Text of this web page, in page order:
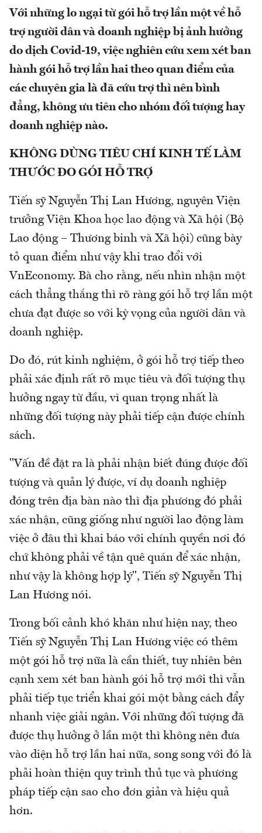
Với những lo ngại từ gói hỗ trợ lần một về hỗ
trợ người dân và doanh nghiệp bị ảnh hưởng
do dịch Covid-19, việc nghiên cứu xem xét ban
hành gói hỗ trợ lần hai theo quan điểm của
các chuyên gia là đã cứu trợ thì nên bình
đẳng, không ưu tiên cho nhóm đối tượng hay
doanh nghiệp nào.
KHÔNG DÙNG TIÊU CHÍ KINH TẾ LÀM
THƯỚC ĐO GÓI HỖ TRỢ
Tiến sỹ Nguyễn Thị Lan Hương, nguyên Viện
trưởng Viện Khoa học lao động và Xã hội (Bộ
Lao động – Thương binh và Xã hội) cũng bày
tỏ quan điểm như vậy khi trao đổi với
VnEconomy. Bà cho rằng, nếu nhìn nhận một
cách thẳng thắng thì rõ ràng gói hỗ trợ lần một
chưa đạt được so với kỳ vọng của người dân và
doanh nghiệp.
Do đó, rút kinh nghiệm, ở gói hỗ trợ tiếp theo
phải xác định rất rõ mục tiêu và đối tượng thụ
hưởng ngay từ đầu, vì quan trọng nhất là
những đối tượng này phải tiếp cận được chính
sách.
"Vấn đề đặt ra là phải nhận biết đúng được đối
tượng và quản lý được, ví dụ doanh nghiệp
đóng trên địa bàn nào thì địa phương đó phải
xác nhận, cũng giống như người lao động làm
việc ở đâu thì khai báo với chính quyền nơi đó
chứ không phải về tận quê quán để xác nhận,
như vậy là không hợp lý", Tiến sỹ Nguyễn Thị
Lan Hương nói.
Trong bối cảnh khó khăn như hiện nay, theo
Tiến sỹ Nguyễn Thị Lan Hương việc có thêm
một gói hỗ trợ nữa là cần thiết, tuy nhiên bên
cạnh xem xét ban hành gói hỗ trợ mới thì vẫn
phải tiếp tục triển khai gói một bằng cách đẩy
nhanh việc giải ngân. Với những đối tượng đã
được thụ hưởng ở lần một thì không nên đưa
vào diện hỗ trợ lần hai nữa, song song với đó là
phải hoàn thiện quy trình thủ tục và phương
pháp tiếp cận sao cho đơn giản và hiệu quả
hơn.